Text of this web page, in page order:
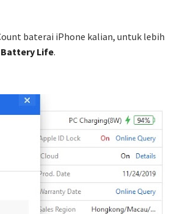
baterai iPhone kalian, untuk lebih
Battery Life.